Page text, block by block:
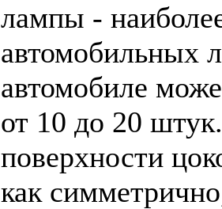
лампы -
автомобильных
автомобиле
от 10 до 20
поверхности
как